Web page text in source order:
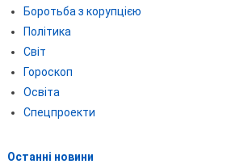
Боротьба з корупцією
Політика
Світ
Гороскоп
Освіта
Спецпроекти
Останні новини